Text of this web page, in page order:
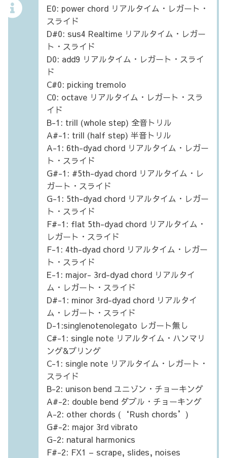
E0: power chord リアルタイム・レガート・
スライド
D#0: sus4 Realtime リアルタイム・レガー
ト・スライド
D0: add9 リアルタイム・レガート・スライ
ド
C#0: picking tremolo
C0: octave リアルタイム・レガート・スラ
イド
B-1: trill (whole step) 全音トリル
A#-1: trill (half step) 半音トリル
A-1: 6th-dyad chord リアルタイム・レガー
ト・スライド
G#-1: #5th-dyad chord リアルタイム・レ
ガート・スライド
G-1: 5th-dyad chord リアルタイム・レガー
ト・スライド
F#-1: flat 5th-dyad chord リアルタイム・
レガート・スライド
F-1: 4th-dyad chord リアルタイム・レガー
ト・スライド
E-1: major- 3rd-dyad chord リアルタイ
ム・レガート・スライド
D#-1: minor 3rd-dyad chord リアルタイ
ム・レガート・スライド
D-1:singlenotenolegato レガート無し
C#-1: single note リアルタイム・ハンマリ
ング&プリング
C-1: single note リアルタイム・レガート・
スライド
B-2: unison bend ユニゾン・チョーキング
A#-2: double bend ダブル・チョーキング
A-2: other chords (‘Rush chords’)
G#-2: major 3rd vibrato
G-2: natural harmonics
F#-2: FX1 – scrape, slides, noises